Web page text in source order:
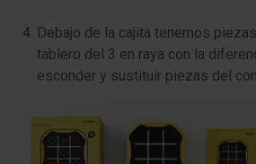
Debajo de la cajita tenemos
tablero del 3 en raya con la
esconder y sustituir piezas del